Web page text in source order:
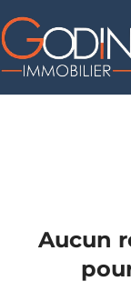
Soumagne (4630)
Aucun